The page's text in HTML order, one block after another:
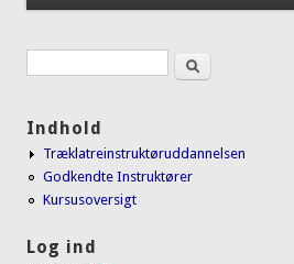
Søgefelt Søg
Indhold
Træklatreinstruktøruddannelsen
Godkendte Instruktører
Kursusoversigt
Log ind